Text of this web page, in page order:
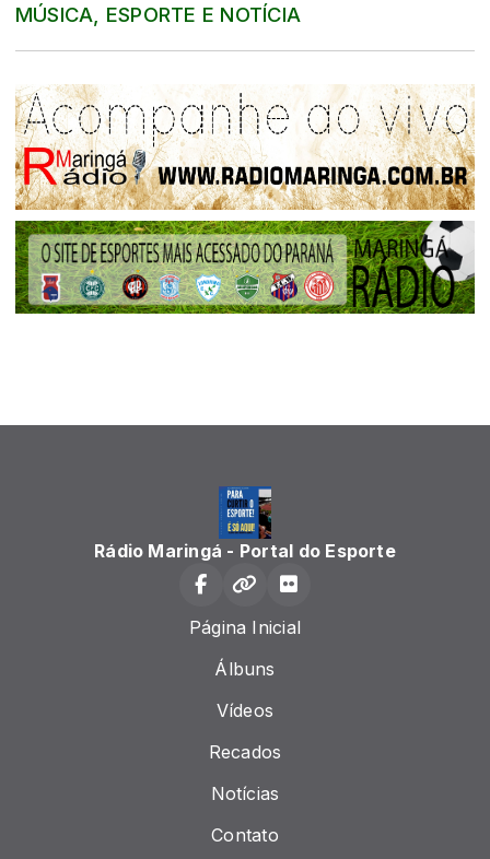
MÚSICA, ESPORTE E NOTÍCIA
Rádio Maringá - Portal do Esporte
Página Inicial
Álbuns
Vídeos
Recados
Notícias
Contato